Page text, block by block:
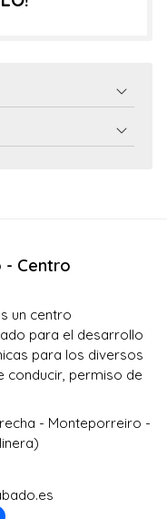
- Centro
un centro
para el desarrollo
para los diversos
conducir, permiso de
- Monteporreiro -